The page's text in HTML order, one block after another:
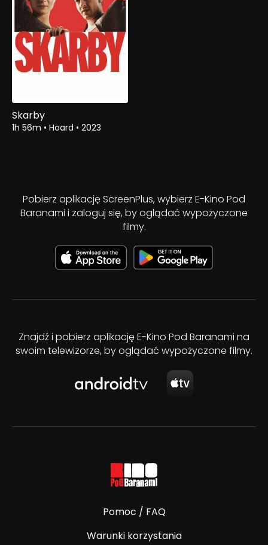
Skarby
1h 56m • Hoard • 2023
Pobierz aplikację ScreenPlus, wybierz E-Kino Pod
Baranami i zaloguj się, by oglądać wypożyczone
filmy.
Znajdź i pobierz aplikację E-Kino Pod Baranami na
swoim telewizorze, by oglądać wypożyczone filmy.
Pomoc / FAQ
Warunki korzystania